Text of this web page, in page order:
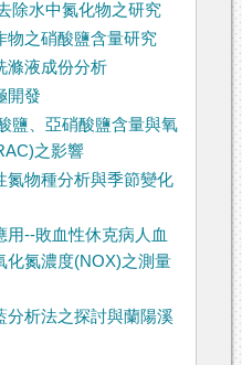
除水中氮化物之研究
物之硝酸鹽含量研究
滌液成份分析
開發
鹽、亞硝酸鹽含量與氧
之影響
氮物種分析與季節變化
用--敗血性休克病人血
化氮濃度(NOX)之測量
分析法之探討與蘭陽溪